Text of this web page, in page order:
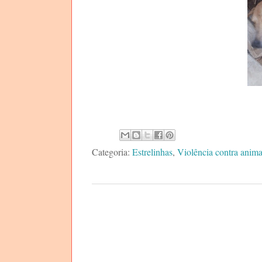
Categoria: Estrelinhas, Violência contra